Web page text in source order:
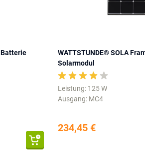
Batterie
WATTSTUNDE® SOLA
Solarmodul
Leistung: 125 W
Ausgang: MC4
234,45 €